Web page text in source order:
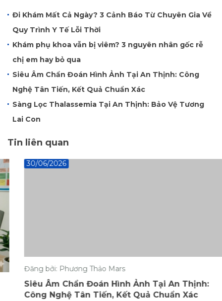
Đi Khám Mất Cả Ngày? 3 Cảnh Báo Từ Chuyên Gia Về
Quy Trình Y Tế Lỗi Thời
Khám phụ khoa vẫn bị viêm? 3 nguyên nhân gốc rễ
chị em hay bỏ qua
Siêu Âm Chẩn Đoán Hình Ảnh Tại An Thịnh: Công
Nghệ Tân Tiến, Kết Quả Chuẩn Xác
Sàng Lọc Thalassemia Tại An Thịnh: Bảo Vệ Tương
Lai Con
Tin liên quan
30/06/2026
Đăng bởi: Phương Thảo Mars
Siêu Âm Chẩn Đoán Hình Ảnh Tại An Thịnh:
Công Nghệ Tân Tiến, Kết Quả Chuẩn Xác